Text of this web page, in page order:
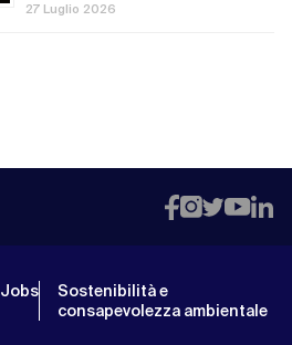
27 Luglio 2026
Jobs
Sostenibilità e
consapevolezza ambientale